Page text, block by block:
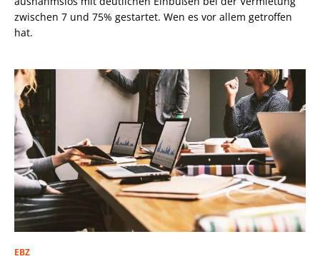
zwischen 7 und 75% gestartet. Wen es vor allem getroffen
hat.
EBZ